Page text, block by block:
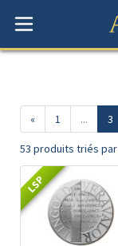
« 1 ... 3
53 produits triés par
LSP